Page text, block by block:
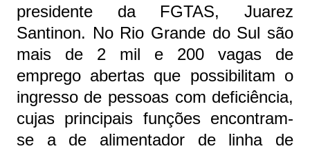
presidente da FGTAS, Juarez
Santinon. No Rio Grande do Sul são
mais de 2 mil e 200 vagas de
emprego abertas que possibilitam o
ingresso de pessoas com deficiência,
cujas principais funções encontram-
se a de alimentador de linha de